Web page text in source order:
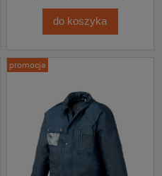
do koszyka
promocja